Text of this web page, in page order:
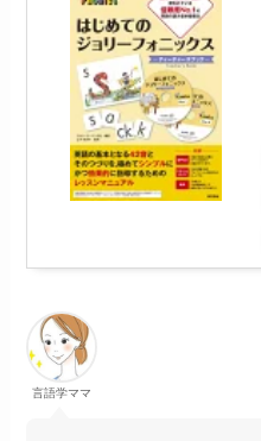
言語学ママ